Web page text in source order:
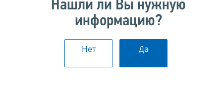
Нашли ли Вы нужную
информацию?
Нет Да